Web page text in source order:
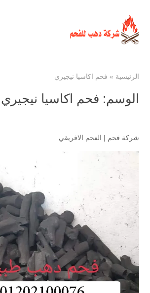
الرئيسية » فحم اكاسيا نيجيري
الوسم: فحم اكاسيا نيجيري
شركة فحم | الفحم الافريقي